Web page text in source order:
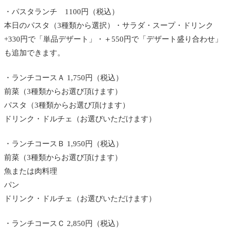
・パスタランチ 1100円（税込）
本日のパスタ（3種類から選択）・サラダ・スープ・ドリンク
+330円で「単品デザート」・＋550円で「デザート盛り合わせ」
も追加できます。
・ランチコースＡ 1,750円（税込）
前菜（3種類からお選び頂けます）
パスタ（3種類からお選び頂けます）
ドリンク・ドルチェ（お選びいただけます）
・ランチコースＢ 1,950円（税込）
前菜（3種類からお選び頂けます）
魚または肉料理
パン
ドリンク・ドルチェ（お選びいただけます）
・ランチコースＣ 2,850円（税込）